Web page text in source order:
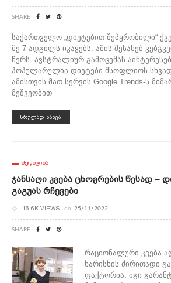
SHARE
საქართველო „დიეტებით შეპყრობილი“
მე-7 ადგილს იკავებს. ამის შესახებ
წერს. ავსტრალიურ გამოცემას
პოპულარულია დიეტები მსოფლიოს
ამისთვის მათ სერვის Google Trends-ს
მეშვეობით
ᲡᲠᲣᲚᲐᲓ ᲜᲐᲮᲕᲐ
ᲛᲔᲓᲘᲪᲘᲜᲐ
Ჯანსაღი Კვება Ცხოვრების Წესად –
Გაგუას Რჩევები
16.6K VIEWS on 25/11/2022
SHARE
რაციონალური კვება
ხარისხის ძირითადი
ფაქტორია. იგი